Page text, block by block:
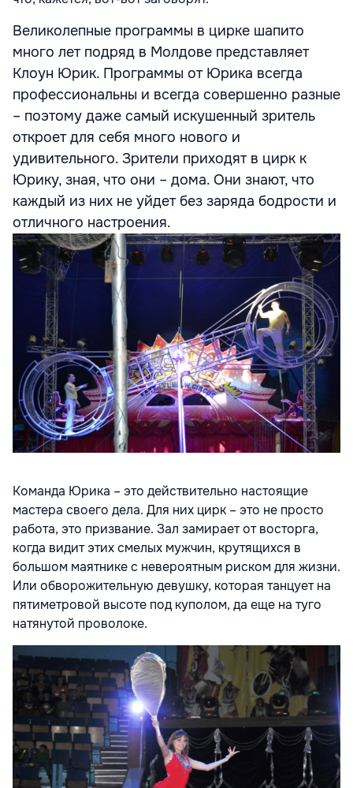
Великолепные программы в цирке шапито
много лет подряд в Молдове представляет
Клоун Юрик. Программы от Юрика всегда
профессиональны и всегда совершенно разные
– поэтому даже самый искушенный зритель
откроет для себя много нового и
удивительного. Зрители приходят в цирк к
Юрику, зная, что они – дома. Они знают, что
каждый из них не уйдет без заряда бодрости и
отличного настроения.
Команда Юрика – это действительно настоящие
мастера своего дела. Для них цирк – это не просто
работа, это призвание. Зал замирает от восторга,
когда видит этих смелых мужчин, крутящихся в
большом маятнике с невероятным риском для жизни.
Или обворожительную девушку, которая танцует на
пятиметровой высоте под куполом, да еще на туго
натянутой проволоке.